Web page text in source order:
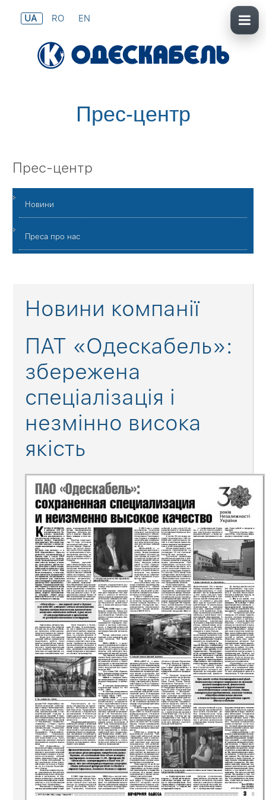
UA RO EN
Прес-центр
Прес-центр
Новини
Преса про нас
Новини компанії
ПАТ «Одескабель»:
збережена
спеціалізація і
незмінно висока
якість